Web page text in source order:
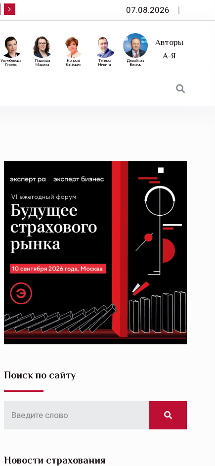
10 сентября — «Эксперт РА» приглашает на
07.08.2026
Авторы
А-Я
Дерябкин
Виктор
Теплов
Никита
Конова
Виктория
Павлова
Марина
Улумбекова
Гузель
Поиск по сайту
Новости страхования